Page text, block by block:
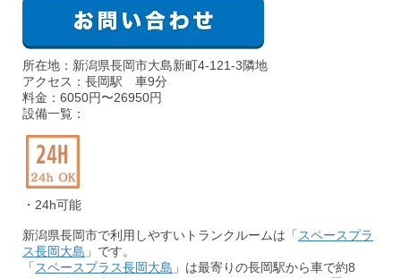
所在地：新潟県長岡市大島新町4-121-3隣地
アクセス：長岡駅 車9分
料金：6050円〜26950円
設備一覧：
・24h可能
新潟県長岡市で利用しやすいトランクルームは「 スペースプラ
ス長岡大島 」です。
「 スペースプラス長岡大島 」は最寄りの長岡駅から車で約8